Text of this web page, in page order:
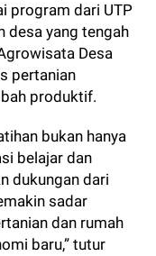
program dari UTP
desa yang tengah
Desa
pertanian
produktif.
bukan hanya
belajar dan
dukungan dari
sadar
dan rumah
baru,” tutur